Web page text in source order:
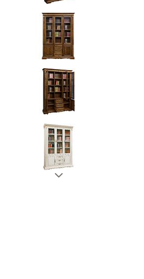
Кушетки/Мини диваны
Банкетки
Мягкие кровати
Прочая продукция